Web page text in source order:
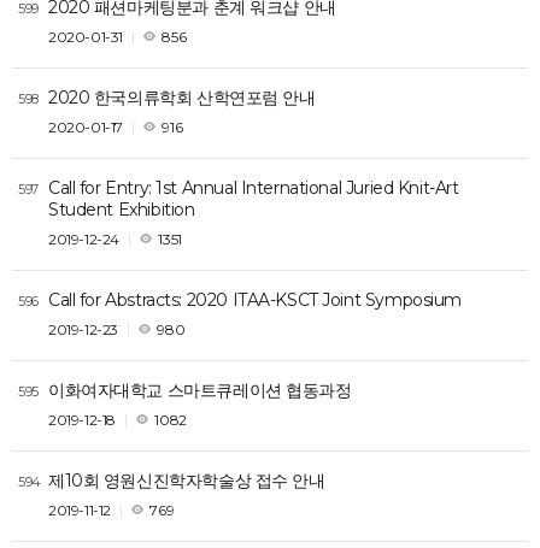
599 2020 패션마케팅분과 춘계 워크샵 안내
2020-01-31 856
598 2020 한국의류학회 산학연포럼 안내
2020-01-17 916
597
Call for Entry: 1st Annual International Juried Knit-Art
Student Exhibition
2019-12-24 1351
596 Call for Abstracts: 2020 ITAA-KSCT Joint Symposium
2019-12-23 980
595 이화여자대학교 스마트큐레이션 협동과정
2019-12-18 1082
594 제10회 영원신진학자학술상 접수 안내
2019-11-12 769